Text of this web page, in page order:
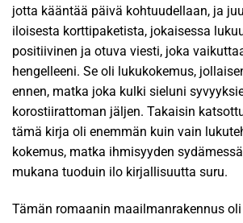
jotta kääntää päivä kohtuudellaan, ja
iloisesta korttipaketista, jokaisessa
positiivinen ja otuva viesti, joka
hengelleeni. Se oli lukukokemus,
ennen, matka joka kulki sieluni
korostiirattoman jäljen. Takaisin
tämä kirja oli enemmän kuin vain
kokemus, matka ihmisyyden
mukana tuoduin ilo kirjallisuutta suru.
Tämän romaanin maailmanrakennus